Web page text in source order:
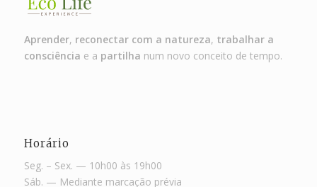
Aprender, reconectar com a natureza, trabalhar a
consciência e a partilha num novo conceito de tempo.
Horário
Seg. – Sex. — 10h00 às 19h00
Sáb. — Mediante marcação prévia